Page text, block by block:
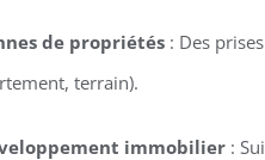
de propriétés: Des
terrain).
immobilier: